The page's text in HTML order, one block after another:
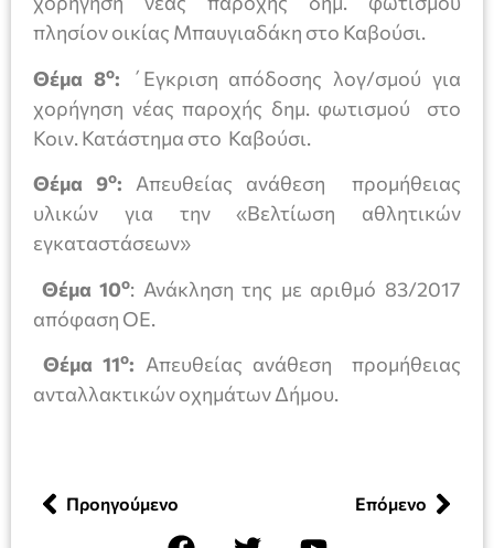
πλησίον οικίας Μπαυγιαδάκη στο Καβούσι.
Θέμα 8ο: ΄Εγκριση απόδοσης λογ/σμού για
χορήγηση νέας παροχής δημ. φωτισμού στο
Κοιν. Κατάστημα στο Καβούσι.
Θέμα 9ο: Απευθείας ανάθεση προμήθειας
υλικών για την «Βελτίωση αθλητικών
εγκαταστάσεων»
Θέμα 10ο: Ανάκληση της με αριθμό 83/2017
απόφαση ΟΕ.
Θέμα 11ο: Απευθείας ανάθεση προμήθειας
ανταλλακτικών οχημάτων Δήμου.
Προηγούμενο Επόμενο